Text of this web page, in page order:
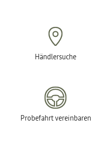
Händlersuche
Probefahrt vereinbaren